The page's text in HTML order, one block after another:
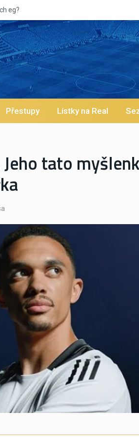
Přestupy Lístky na Real
tato